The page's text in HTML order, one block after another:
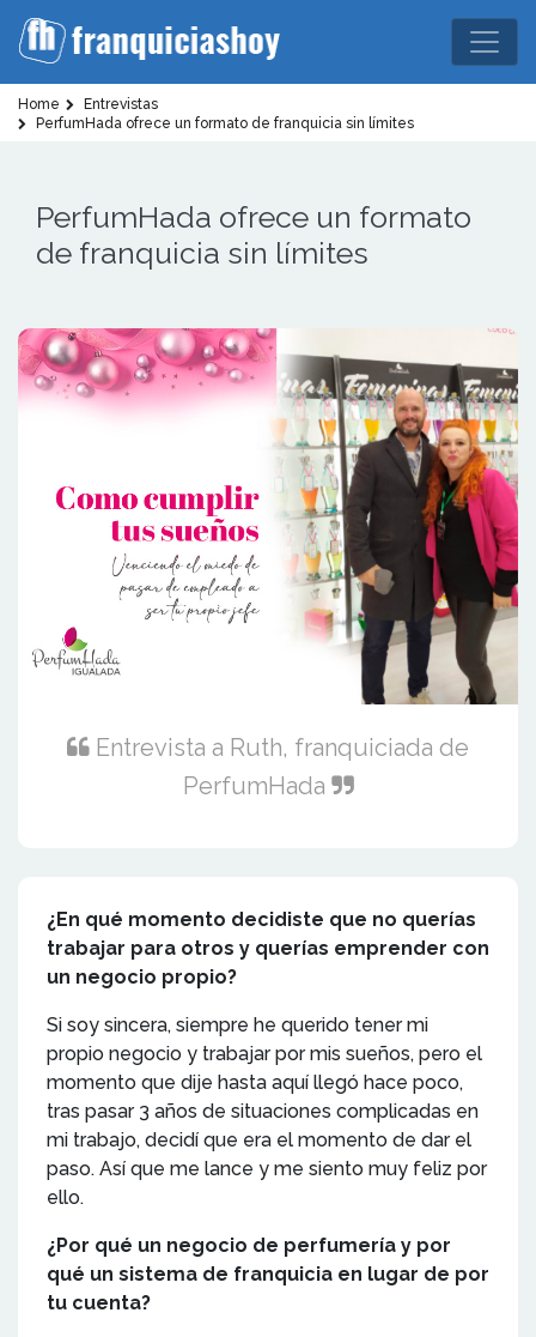
Home
Entrevistas
PerfumHada ofrece un formato de franquicia sin límites
PerfumHada ofrece un formato
de franquicia sin límites
Entrevista a Ruth, franquiciada de
PerfumHada
¿En qué momento decidiste que no querías
trabajar para otros y querías emprender con
un negocio propio?
Si soy sincera, siempre he querido tener mi
propio negocio y trabajar por mis sueños, pero el
momento que dije hasta aquí llegó hace poco,
tras pasar 3 años de situaciones complicadas en
mi trabajo, decidí que era el momento de dar el
paso. Así que me lance y me siento muy feliz por
ello.
¿Por qué un negocio de perfumería y por
qué un sistema de franquicia en lugar de por
tu cuenta?